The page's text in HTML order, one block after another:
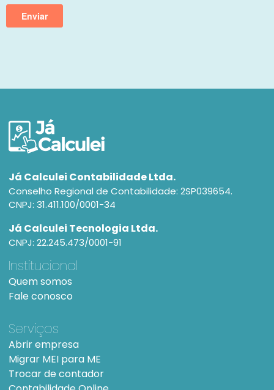
Já Calculei Contabilidade Ltda.
Conselho Regional de Contabilidade: 2SP039654.
CNPJ: 31.411.100/0001-34
Já Calculei Tecnologia Ltda.
CNPJ: 22.245.473/0001-91
Institucional
Quem somos
Fale conosco
Serviços
Abrir empresa
Migrar MEI para ME
Trocar de contador